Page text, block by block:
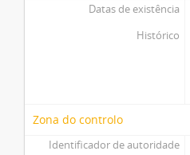
Datas de existência
Histórico
Zona do controlo
Identificador de autoridade